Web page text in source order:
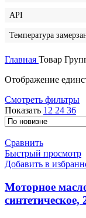
API
Температура
Главная Товар
Отображение
Смотреть фильтры
Показать 12 24 36
Сравнить
Быстрый просмотр
Добавить в
Моторное
синтетическое,